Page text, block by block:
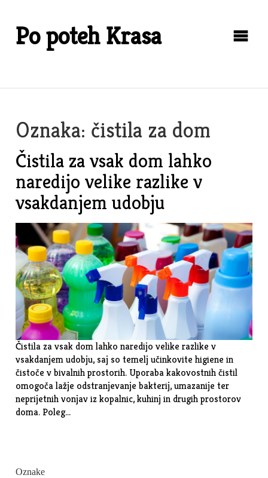
contentPo poteh Krasa
Oznaka: čistila za dom
Čistila za vsak dom lahko
naredijo velike razlike v
vsakdanjem udobju
Čistila za vsak dom lahko naredijo velike razlike v
vsakdanjem udobju, saj so temelj učinkovite higiene in
čistoče v bivalnih prostorih. Uporaba kakovostnih čistil
omogoča lažje odstranjevanje bakterij, umazanije ter
neprijetnih vonjav iz kopalnic, kuhinj in drugih prostorov
doma. Poleg…
Oznake